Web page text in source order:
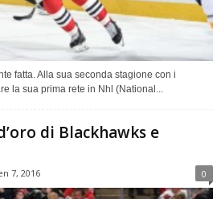
fatta. Alla sua seconda stagione con i
la sua prima rete in Nhl (National...
di Blackhawks e
7, 2016 0